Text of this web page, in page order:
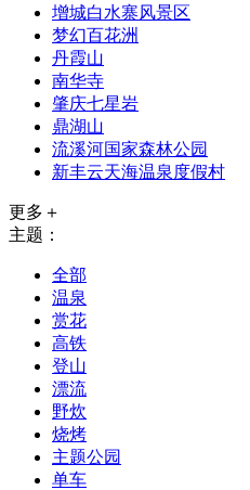
增城白水寨风景区
梦幻百花洲
丹霞山
南华寺
肇庆七星岩
鼎湖山
流溪河国家森林公园
新丰云天海温泉度假村
更多＋
主题：
全部
温泉
赏花
高铁
登山
漂流
野炊
烧烤
主题公园
单车